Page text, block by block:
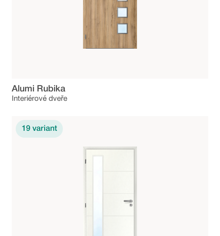
Alumi Rubika
Interiérové dveře
19 variant